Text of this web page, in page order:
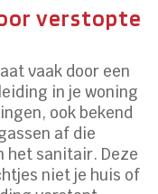
verstopte
vaak door een
in je woning
ook bekend
af die
het sanitair. Deze
niet je huis of